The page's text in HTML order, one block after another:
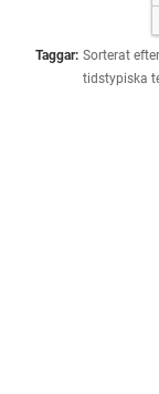
Taggar: Sorterat
tidstypiska